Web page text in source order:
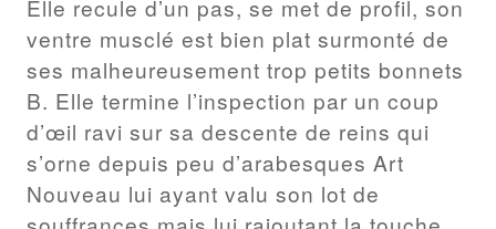
Elle recule d’un pas, se met de profil, son
ventre musclé est bien plat surmonté de
ses malheureusement trop petits bonnets
B. Elle termine l’inspection par un coup
d’œil ravi sur sa descente de reins qui
s’orne depuis peu d’arabesques Art
Nouveau lui ayant valu son lot de